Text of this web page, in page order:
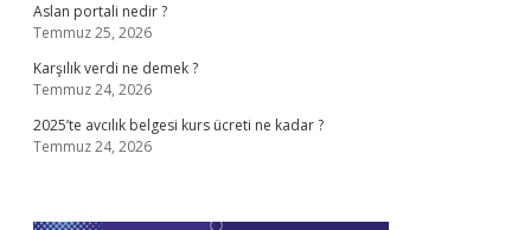
Aslan portali nedir ?
Temmuz 25, 2026
Karşılık verdi ne demek ?
Temmuz 24, 2026
2025’te avcılık belgesi kurs ücreti ne kadar ?
Temmuz 24, 2026